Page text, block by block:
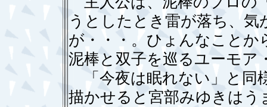
うとしたとき雷が落ち、
が・・・。ひょんなこと
泥棒と双子を巡るユーモア
「今夜は眠れない」と同
描かせると宮部みゆきはう